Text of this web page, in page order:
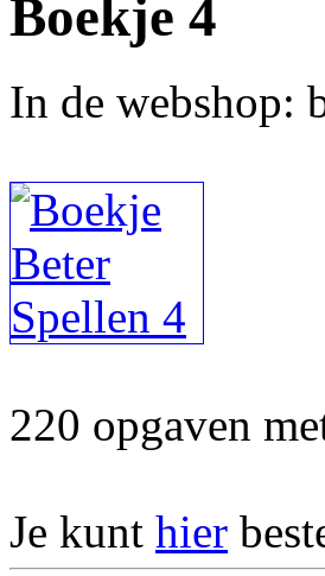
Boekje 4
In de webshop:
220 opgaven
Je kunt hier